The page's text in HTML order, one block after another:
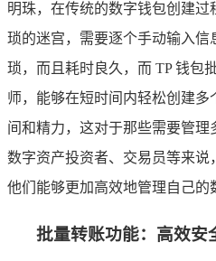
明珠，在传统的数字钱包创建
琐的迷宫，需要逐个手动输入
琐，而且耗时良久，而 TP 钱包
师，能够在短时间内轻松创建
间和精力，这对于那些需要管
数字资产投资者、交易员等来说
他们能够更加高效地管理自己的
批量转账功能：高效安